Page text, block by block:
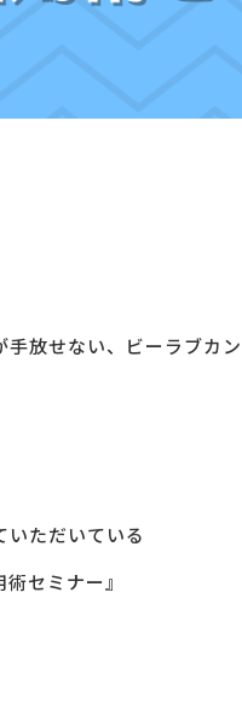
放せない、ビーラブカ
いただいている
セミナー』